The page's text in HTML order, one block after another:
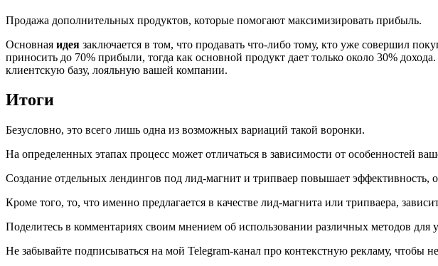
Продажа дополнительных продуктов, которые помогают максимизировать прибыль.
Основная идея заключается в том, что продавать что-либо тому, кто уже совершил
приносить до 70% прибыли, тогда как основной продукт дает только около 30%
клиентскую базу, лояльную вашей компании.
Итоги
Безусловно, это всего лишь одна из возможных вариаций такой воронки.
На определенных этапах процесс может отличаться в зависимости от особенностей
Создание отдельных лендингов под лид-магнит и трипваер повышает эффективность,
Кроме того, то, что именно предлагается в качестве лид-магнита или трипваера,
Поделитесь в комментариях своим мнением об использовании различных методов для
Не забывайте подписываться на мой Telegram-канал про контекстную рекламу, чтобы